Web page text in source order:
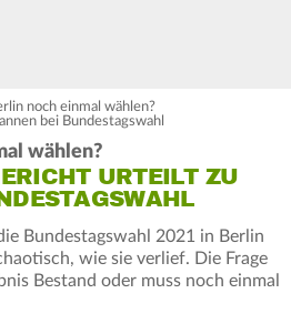
noch einmal wählen?
bei Bundestagswahl
wählen?
URTEILT ZU
Bundestagswahl 2021 in Berlin
wie sie verlief. Die Frage
Bestand oder muss noch einmal